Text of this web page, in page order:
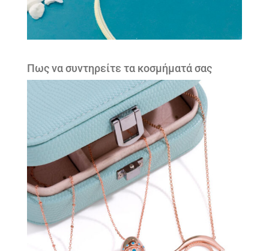
Πως να συντηρείτε τα κοσμήματά σας